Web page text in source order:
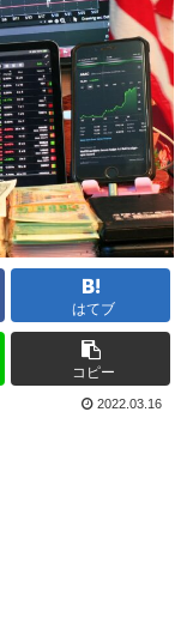
はてブ
コピー
2022.03.16